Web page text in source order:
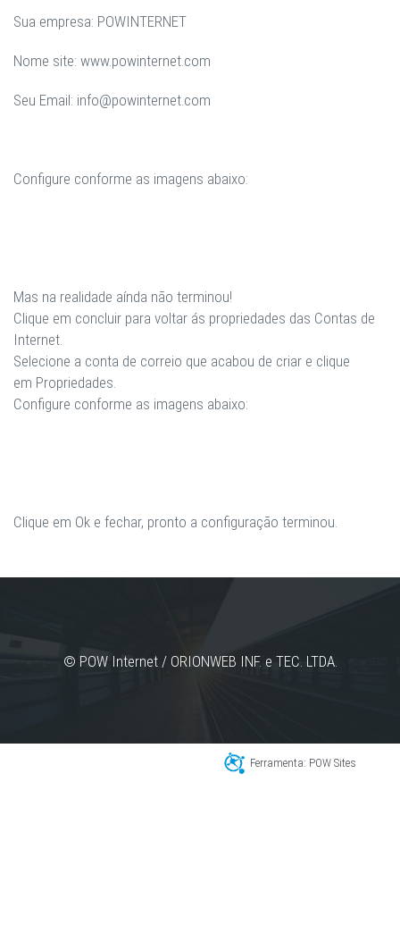
Sua empresa: POWINTERNET
Nome site: www.powinternet.com
Seu Email: info@powinternet.com
Configure conforme as imagens abaixo:
Mas na realidade aínda não terminou!
Clique em concluir para voltar ás propriedades das Contas de
Internet.
Selecione a conta de correio que acabou de criar e clique
em Propriedades.
Configure conforme as imagens abaixo:
Clique em Ok e fechar, pronto a configuração terminou.
© POW Internet / ORIONWEB INF. e TEC. LTDA.
Ferramenta: POW Sites